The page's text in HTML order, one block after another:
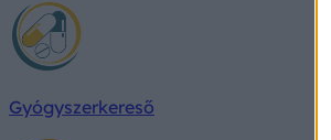
Gyógyszerkereső